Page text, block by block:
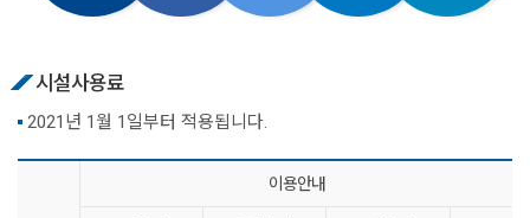
시설사용료
2021년 1월 1일부터 적용됩니다.
이용안내